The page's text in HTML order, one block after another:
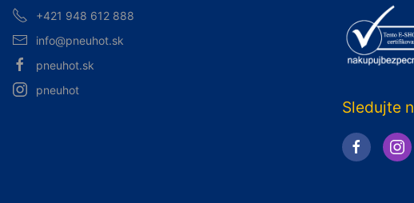
+421 948 612 888
info@pneuhot.sk
pneuhot.sk
pneuhot
Sledujte